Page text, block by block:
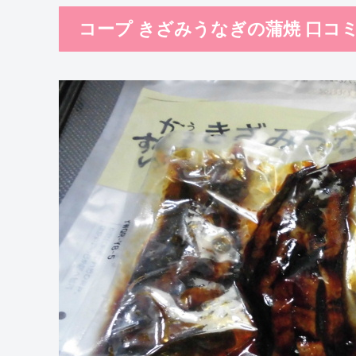
コープ きざみうなぎの蒲焼 口コ